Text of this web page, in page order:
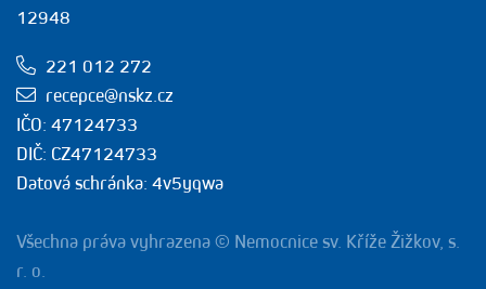
12948
221 012 272
recepce@nskz.cz
IČO: 47124733
DIČ: CZ47124733
Datová schránka: 4v5yqwa
Všechna práva vyhrazena © Nemocnice sv. Kříže Žižkov, s.
r. o.